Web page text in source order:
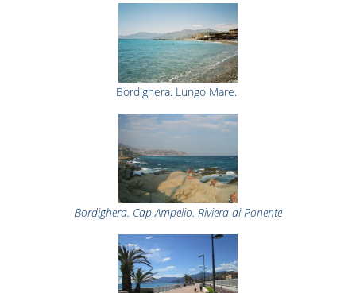
Bordighera. Lungo Mare.
Bordighera. Cap Ampelio. Riviera di Ponente